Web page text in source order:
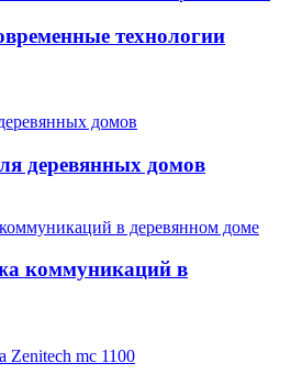
технологии
деревянных домов
коммуникаций в